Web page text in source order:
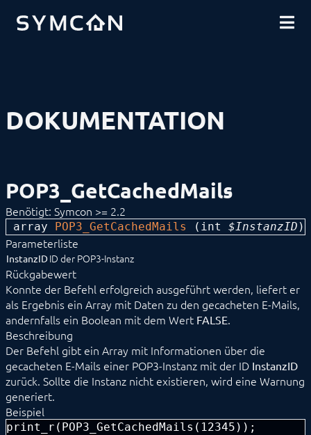
COMMUNITY
DOKUMENTATION
EINFÜHRUNG
INSTALLATION
MODULREFERENZ
Geräte
Sprachassistenten
Benachrichtigungen
Alarmierung
Benachrichtigung
Durchsage
Dynamische E-Mail
FertigMelder
IMAP
MediaPlayer
POP3
POP3_DeleteMail
POP3_GetCachedMails
POP3_GetMailEx
Popup Modul
SMS
SMTP
Spotify
Störungsmanager
POP3_GetCachedMails
Benötigt: Symcon >= 2.2
array POP3_GetCachedMails ( int $InstanzID )
Parameterliste
InstanzIDID der POP3-Instanz
Rückgabewert
Konnte der Befehl erfolgreich ausgeführt werden, liefert er
als Ergebnis ein Array mit Daten zu den gecacheten E-Mails,
andernfalls ein Boolean mit dem Wert FALSE.
Beschreibung
Der Befehl gibt ein Array mit Informationen über die
gecacheten E-Mails einer POP3-Instanz mit der ID InstanzID
zurück. Sollte die Instanz nicht existieren, wird eine Warnung
generiert.
Beispiel
print_r(POP3_GetCachedMails(12345));